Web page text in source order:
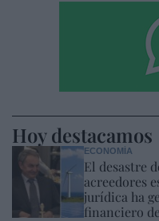
Hoy destacamos
ECONOMÍA
El desastre
acreedores
jurídica ha
financiero